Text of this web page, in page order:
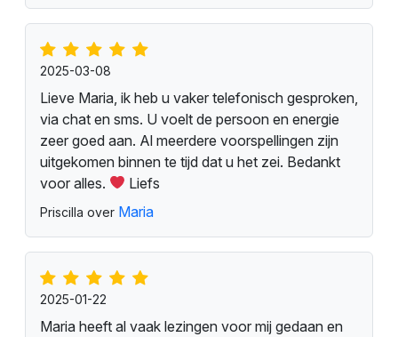
2025-03-08
Lieve Maria, ik heb u vaker telefonisch gesproken,
via chat en sms. U voelt de persoon en energie
zeer goed aan. Al meerdere voorspellingen zijn
uitgekomen binnen te tijd dat u het zei. Bedankt
voor alles.
Liefs
Priscilla over Maria
2025-01-22
Maria heeft al vaak lezingen voor mij gedaan en